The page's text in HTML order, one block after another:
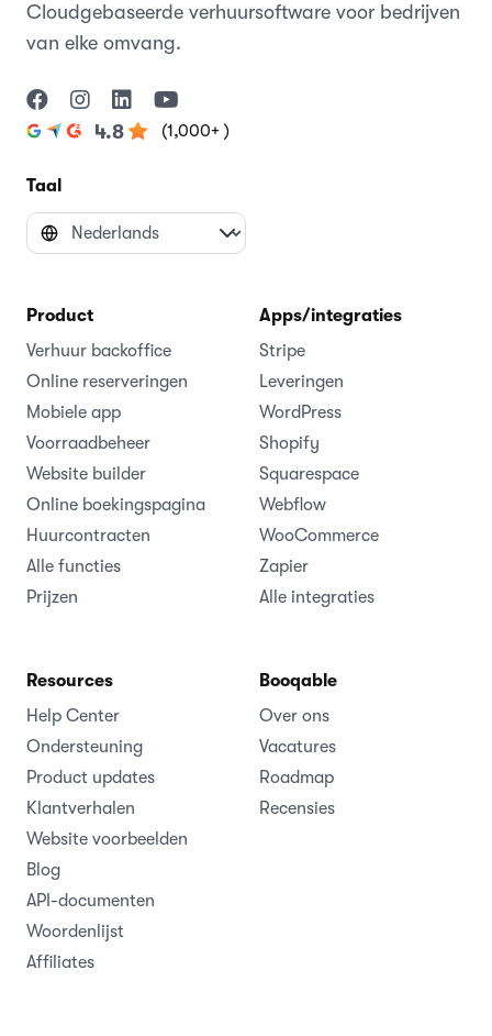
Cloudgebaseerde verhuursoftware voor bedrijven
van elke omvang.
4.8 (1,000+ )
Taal
Product
Verhuur backoffice
Online reserveringen
Mobiele app
Voorraadbeheer
Website builder
Online boekingspagina
Huurcontracten
Alle functies
Prijzen
Apps/integraties
Stripe
Leveringen
WordPress
Shopify
Squarespace
Webflow
WooCommerce
Zapier
Alle integraties
Resources
Help Center
Ondersteuning
Product updates
Klantverhalen
Website voorbeelden
Blog
API-documenten
Woordenlijst
Affiliates
Booqable
Over ons
Vacatures
Roadmap
Recensies